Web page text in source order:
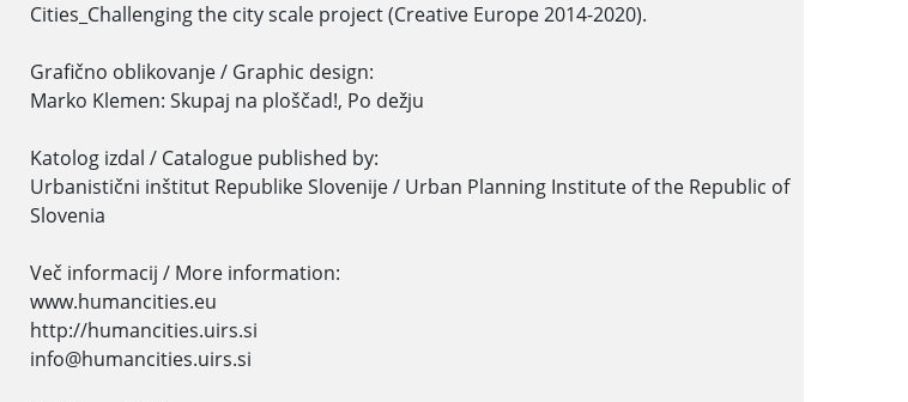
Cities_Challenging the city scale project (Creative Europe 2014-2020).
Grafično oblikovanje / Graphic design:
Marko Klemen: Skupaj na ploščad!, Po dežju
Katolog izdal / Catalogue published by:
Urbanistični inštitut Republike Slovenije / Urban Planning Institute of the Republic of
Slovenia
Več informacij / More information:
www.humancities.eu
http://humancities.uirs.si
info@humancities.uirs.si